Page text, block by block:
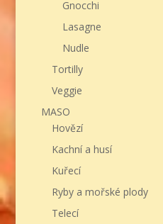
Gnocchi
Lasagne
Nudle
Tortilly
Veggie
MASO
Hovězí
Kachní a husí
Kuřecí
Ryby a mořské plody
Telecí